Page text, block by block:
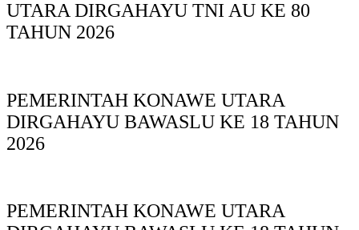
UTARA DIRGAHAYU TNI AU KE 80
TAHUN 2026
PEMERINTAH KONAWE UTARA
DIRGAHAYU BAWASLU KE 18 TAHUN
2026
PEMERINTAH KONAWE UTARA